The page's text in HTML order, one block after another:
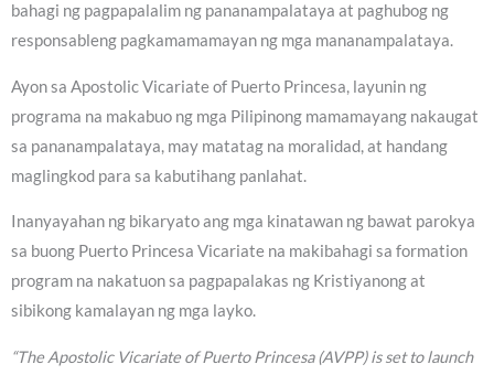
bahagi ng pagpapalalim ng pananampalataya at paghubog ng
responsableng pagkamamamayan ng mga mananampalataya.
Ayon sa Apostolic Vicariate of Puerto Princesa, layunin ng
programa na makabuo ng mga Pilipinong mamamayang nakaugat
sa pananampalataya, may matatag na moralidad, at handang
maglingkod para sa kabutihang panlahat.
Inanyayahan ng bikaryato ang mga kinatawan ng bawat parokya
sa buong Puerto Princesa Vicariate na makibahagi sa formation
program na nakatuon sa pagpapalakas ng Kristiyanong at
sibikong kamalayan ng mga layko.
“The Apostolic Vicariate of Puerto Princesa (AVPP) is set to launch